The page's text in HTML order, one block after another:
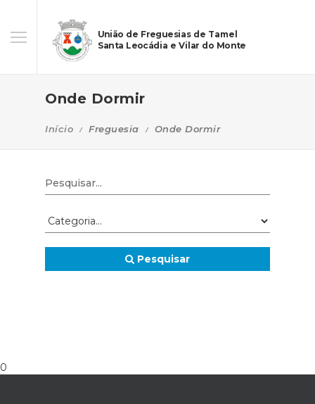
União de Freguesias de Tamel
Santa Leocádia e Vilar do Monte
Onde Dormir
Início Freguesia Onde Dormir
Pesquisar
0